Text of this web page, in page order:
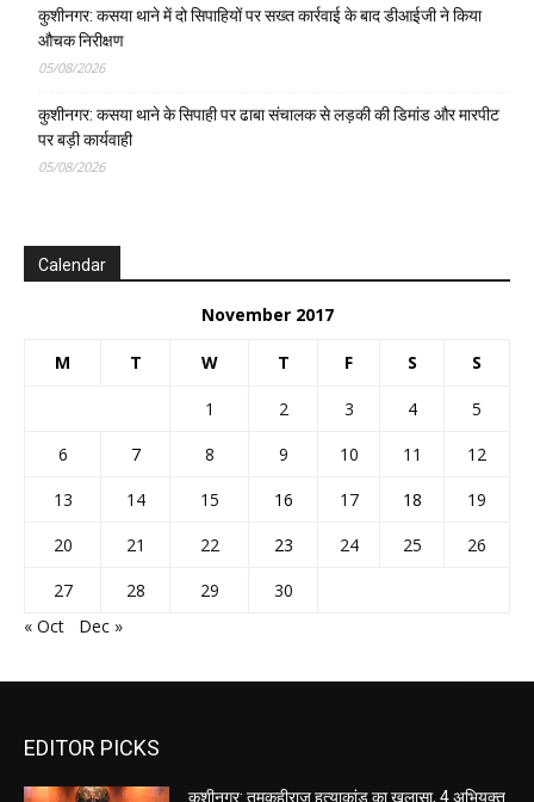
कुशीनगर: कसया थाने में दो सिपाहियों पर सख्त कार्रवाई के बाद डीआईजी ने किया
औचक निरीक्षण
05/08/2026
कुशीनगर: कसया थाने के सिपाही पर ढाबा संचालक से लड़की की डिमांड और मारपीट
पर बड़ी कार्यवाही
05/08/2026
Calendar
November 2017
M T W T F S S
1 2 3 4
5
6
7 8 9 10 11
12
13
14 15 16 17 18
19
20
21 22 23 24 25
26
27
28 29
30
« Oct
Dec »
EDITOR PICKS
कुशीनगर: तमकुहीराज हत्याकांड का खुलासा, 4 अभियुक्त